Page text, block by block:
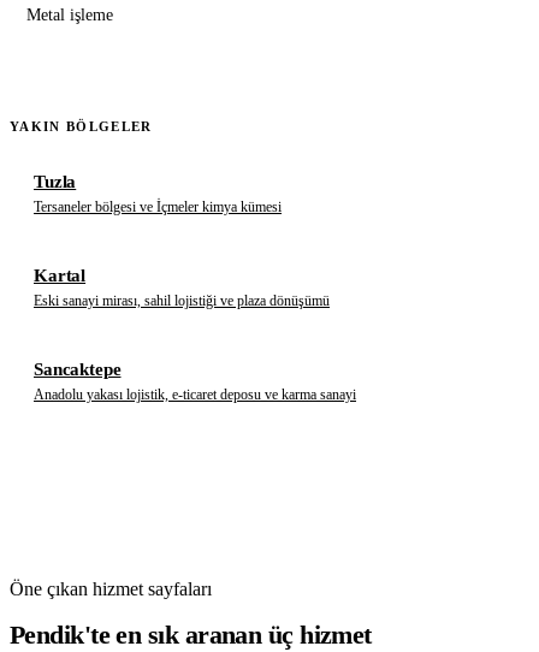
Metal işleme
YAKIN BÖLGELER
Tuzla
Tersaneler bölgesi ve İçmeler kimya kümesi
Kartal
Eski sanayi mirası, sahil lojistiği ve plaza dönüşümü
Sancaktepe
Anadolu yakası lojistik, e-ticaret deposu ve karma sanayi
Öne çıkan hizmet sayfaları
Pendik'te en sık aranan üç hizmet